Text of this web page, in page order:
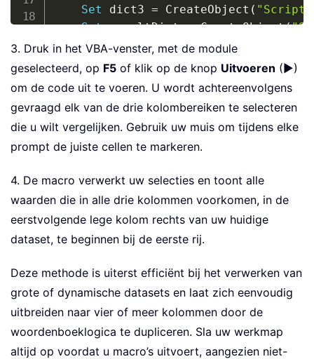
Set dict3 = CreateObject (
Set resultDict = CreateObject(
' Prompt the user to select the
InputBox
Set rngC = Application. InputBox
' Store all unique values from
If Not dict1.exists (cell
            dict1
.Add cell.Value,
End If
Next
For Each cell In rngB
If
Not dict2.exists(cell.
            dict2
.Add cell.Value
End
If
Next
3. Druk in het VBA-venster, met de module
geselecteerd, op F5 of klik op de knop Uitvoeren (▶)
om de code uit te voeren. U wordt achtereenvolgens
gevraagd elk van de drie kolombereiken te selecteren
die u wilt vergelijken. Gebruik uw muis om tijdens elke
prompt de juiste cellen te markeren.
4. De macro verwerkt uw selecties en toont alle
waarden die in alle drie kolommen voorkomen, in de
eerstvolgende lege kolom rechts van uw huidige
dataset, te beginnen bij de eerste rij.
Deze methode is uiterst efficiënt bij het verwerken van
grote of dynamische datasets en laat zich eenvoudig
uitbreiden naar vier of meer kolommen door de
woordenboeklogica te dupliceren. Sla uw werkmap
altijd op voordat u macro’s uitvoert, aangezien niet-